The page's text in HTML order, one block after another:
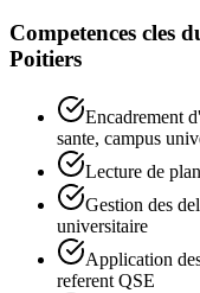
Competences cles
Poitiers
Encadrement
sante, campus
Lecture de
Gestion des
universitaire
Application
referent QSE